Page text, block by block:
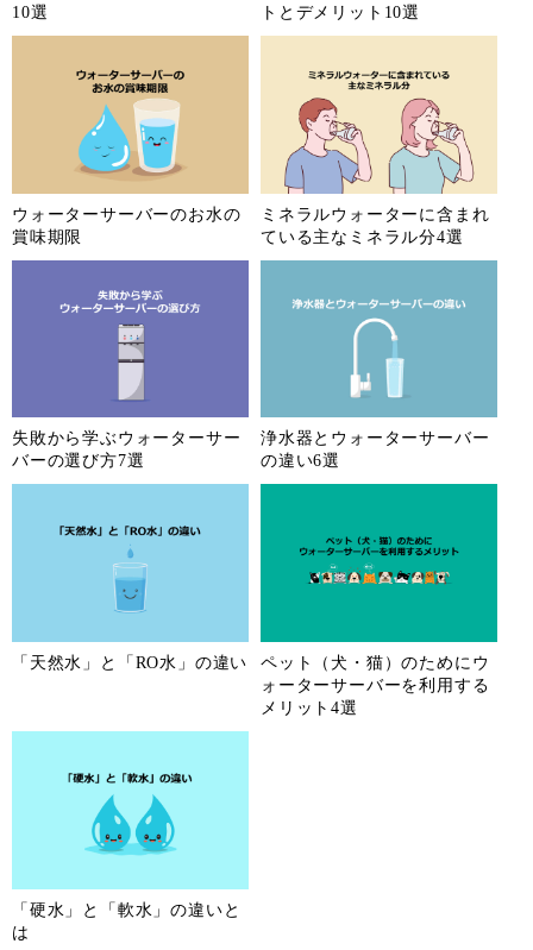
10選
トとデメリット10選
ウォーターサーバーのお水の
賞味期限
ミネラルウォーターに含まれ
ている主なミネラル分4選
失敗から学ぶウォーターサー
バーの選び方7選
浄水器とウォーターサーバー
の違い6選
「天然水」と「RO水」の違い
ペット（犬・猫）のためにウ
ォーターサーバーを利用する
メリット4選
「硬水」と「軟水」の違いと
は